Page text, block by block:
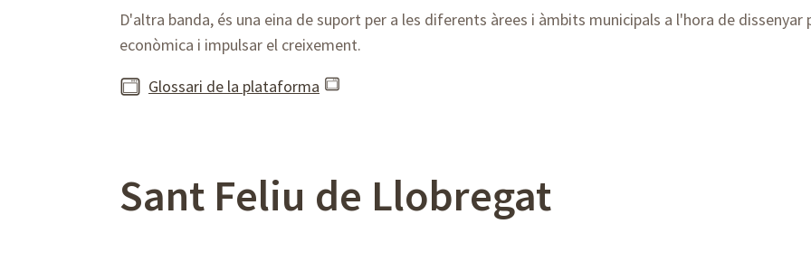
D'altra banda, és una eina de suport per a les diferents àrees i àmbits municipals a l'hora de
econòmica i impulsar el creixement.
Glossari de la plataforma
Sant Feliu de Llobregat